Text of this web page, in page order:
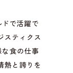
で活躍で
スティクス
食の仕事
熱と誇りを